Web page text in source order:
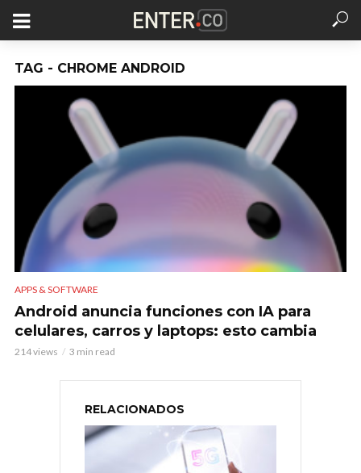
TAG - CHROME ANDROID
APPS & SOFTWARE
Android anuncia funciones con IA para
celulares, carros y laptops: esto cambia
214 views 3 min read
RELACIONADOS